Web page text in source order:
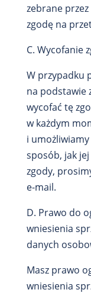
zebrane
zgodę na
C. Wycofanie
W przypadku
na podstawie
wycofać tę
w każdym
i umożliwiamy
sposób, jak
zgody,
e-mail.
D. Prawo do
wniesienia
danych
Masz prawo
wniesienia